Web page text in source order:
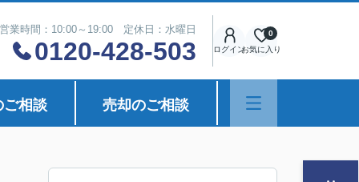
営業時間：10:00～19:00 定休日：水曜日
0120-428-503 ログインお気に入り
0
ご相談 売却のご相談